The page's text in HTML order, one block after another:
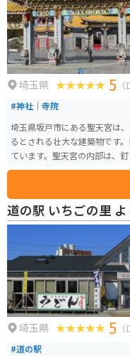
埼玉県 5
#神社｜寺院
埼玉県坂戸市にある聖天宮は
るとされる壮大な建築物です
ています。聖天宮の内部は、
の九龍石柱、4メートルの扉に
しさと精巧な工芸を堪能する
の場としても重要で、日本と
トです。映えスポットとして
道の駅 いちごの里
埼玉県 5
#道の駅